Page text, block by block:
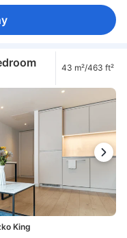
43 m²/463 ft²
King